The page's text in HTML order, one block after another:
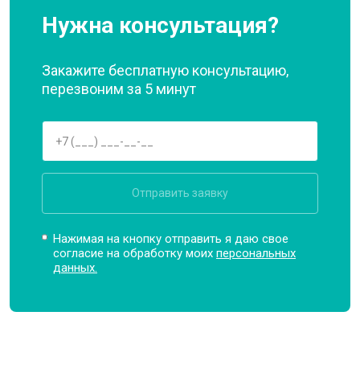
Нужна консультация?
Закажите бесплатную консультацию,
перезвоним за 5 минут
Отправить заявку
Нажимая на кнопку отправить я даю свое
согласие на обработку моихперсональных
данных.